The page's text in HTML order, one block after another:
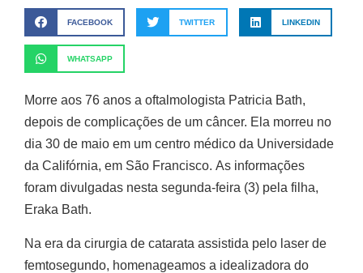
FACEBOOK TWITTER LINKEDIN
WHATSAPP
Morre aos 76 anos a oftalmologista Patricia Bath,
depois de complicações de um câncer. Ela morreu no
dia 30 de maio em um centro médico da Universidade
da Califórnia, em São Francisco. As informações
foram divulgadas nesta segunda-feira (3) pela filha,
Eraka Bath.
Na era da cirurgia de catarata assistida pelo laser de
femtosegundo, homenageamos a idealizadora do